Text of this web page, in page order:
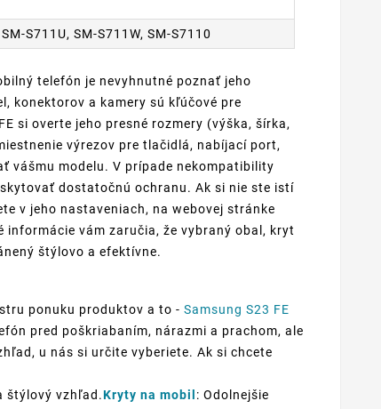
S711U, SM-S711W, SM-S7110
telefón je nevyhnutné poznať jeho
konektorov a kamery sú kľúčové pre
si overte jeho presné rozmery (výška, šírka,
výrezov pre tlačidlá, nabíjací port,
vášmu modelu. V prípade nekompatibility
dostatočnú ochranu. Ak si nie ste istí
v jeho nastaveniach, na webovej stránke
vám zaručia, že vybraný obal, kryt
štýlovo a efektívne.
ponuku produktov a to - Samsung S23 FE
pred poškriabaním, nárazmi a prachom, ale
u nás si určite vyberiete. Ak si chcete
štýlový vzhľad.Kryty na mobil : Odolnejšie